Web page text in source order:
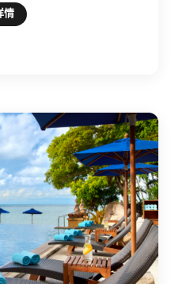
情Open in New Tab